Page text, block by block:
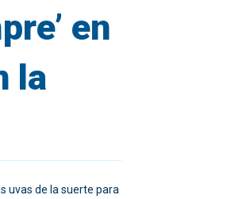
en
la
uvas de la suerte para